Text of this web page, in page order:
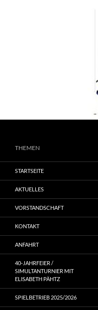
THEMEN
STARTSEITE
AKTUELLES
VORSTANDSCHAFT
KONTAKT
ANFAHRT
40-JAHRFEIER /
SIMULTANTURNIER MIT
ELISABETH PÄHTZ
SPIELBETRIEB 2025/2026